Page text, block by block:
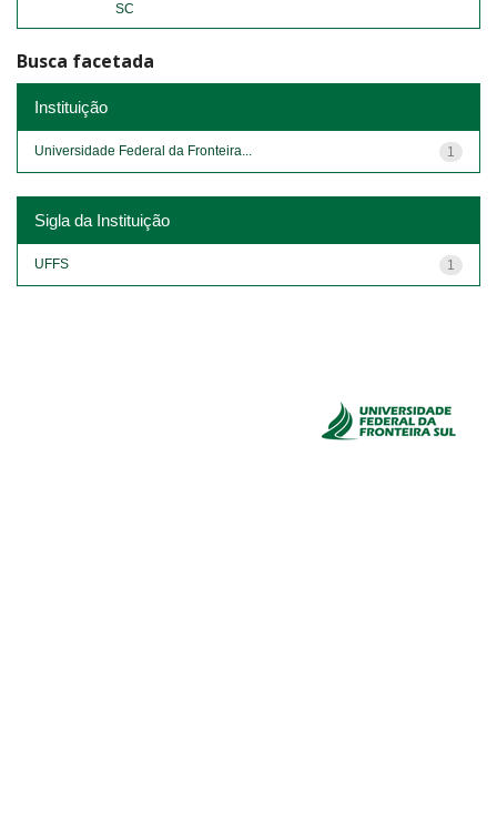
SC
Busca facetada
Instituição
1
Universidade Federal da Fronteira...
Sigla da Instituição
1
UFFS